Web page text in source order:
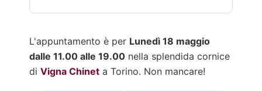
L'appuntamento è per Lunedì 18 maggio
dalle 11.00 alle 19.00 nella splendida cornice
di Vigna Chinet a Torino. Non mancare!